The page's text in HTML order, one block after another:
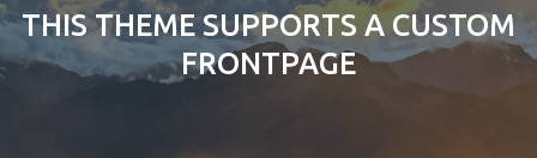
ッ
ー
THIS THEME SUPPORTS A CUSTOM
FRONTPAGE